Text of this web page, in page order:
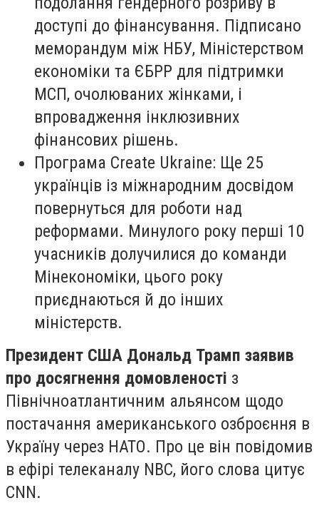
доступі до фінансування. Підписано
меморандум між НБУ, Міністерством
економіки та ЄБРР для підтримки
МСП, очолюваних жінками, і
впровадження інклюзивних
фінансових рішень.
Програма Create Ukraine: Ще 25
українців із міжнародним досвідом
повернуться для роботи над
реформами. Минулого року перші 10
учасників долучилися до команди
Мінекономіки, цього року
приєднаються й до інших
міністерств.
Президент США Дональд Трамп заявив
про досягнення домовленості з
Північноатлантичним альянсом щодо
постачання американського озброєння в
Україну через НАТО. Про це він повідомив
в ефірі телеканалу NBC, його слова цитує
CNN.